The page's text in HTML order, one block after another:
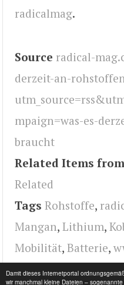
Damit dieses Internetportal
wir manchmal kleine Dateien –
radicalmag.
Source radical-
derzeit-an-
mpaign=was-es-
braucht
Related Items
Related
Tags Rohstoffe,
Mangan, Lithium,
Mobilität, Batterie,
radical